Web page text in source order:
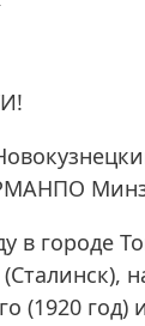
в городе
(1920